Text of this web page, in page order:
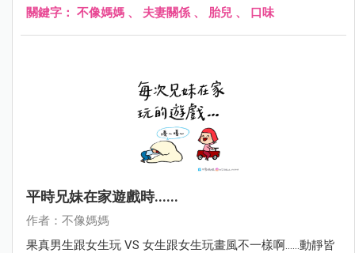
關鍵字： 不像媽媽 、 夫妻關係 、 胎兒 、 口味
平時兄妹在家遊戲時......
作者：不像媽媽
果真男生跟女生玩 VS 女生跟女生玩畫風不一樣啊......動靜皆